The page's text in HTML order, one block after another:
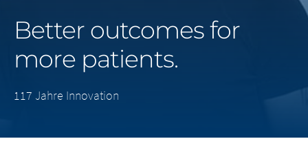
Saudi Arabia
North America
United States
Better outcomes for
more patients.
117 Jahre Innovation